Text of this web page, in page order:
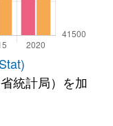
統計局）を加